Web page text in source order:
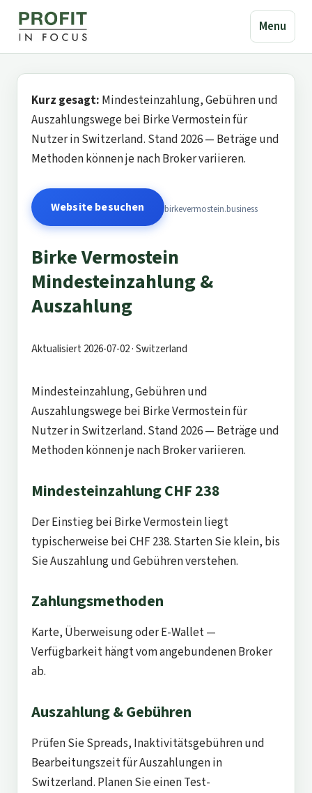
Menu
Kurz gesagt: Mindesteinzahlung, Gebühren und
Auszahlungswege bei Birke Vermostein für
Nutzer in Switzerland. Stand 2026 — Beträge und
Methoden können je nach Broker variieren.
Website besuchen birkevermostein.business
Birke Vermostein
Mindesteinzahlung &
Auszahlung
Aktualisiert 2026-07-02 · Switzerland
Mindesteinzahlung, Gebühren und
Auszahlungswege bei Birke Vermostein für
Nutzer in Switzerland. Stand 2026 — Beträge und
Methoden können je nach Broker variieren.
Mindesteinzahlung CHF 238
Der Einstieg bei Birke Vermostein liegt
typischerweise bei CHF 238. Starten Sie klein, bis
Sie Auszahlung und Gebühren verstehen.
Zahlungsmethoden
Karte, Überweisung oder E-Wallet —
Verfügbarkeit hängt vom angebundenen Broker
ab.
Auszahlung & Gebühren
Prüfen Sie Spreads, Inaktivitätsgebühren und
Bearbeitungszeit für Auszahlungen in
Switzerland. Planen Sie einen Test-